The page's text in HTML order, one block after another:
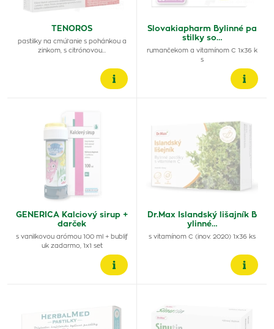
TENOROS
pastilky na cmúľanie s pohánkou a
zinkom, s citrónovou…
Slovakiapharm Bylinné pa
stilky so…
rumančekom a vitamínom C 1x36 k
s
GENERICA Kalciový sirup +
darček
s vanilkovou arómou 100 ml + bublif
uk zadarmo, 1x1 set
Dr.Max Islandský lišajník B
ylinné…
s vitamínom C (inov. 2020) 1x36 ks